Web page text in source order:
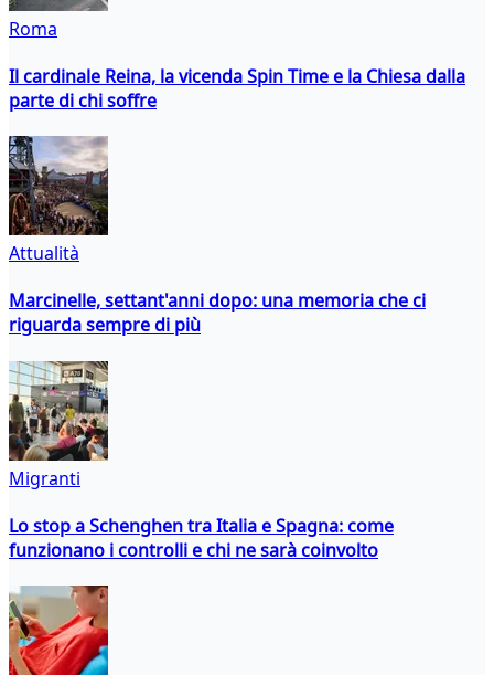
Roma
Il cardinale Reina, la vicenda Spin Time e la Chiesa dalla
parte di chi soffre
Attualità
Marcinelle, settant'anni dopo: una memoria che ci
riguarda sempre di più
Migranti
Lo stop a Schenghen tra Italia e Spagna: come
funzionano i controlli e chi ne sarà coinvolto